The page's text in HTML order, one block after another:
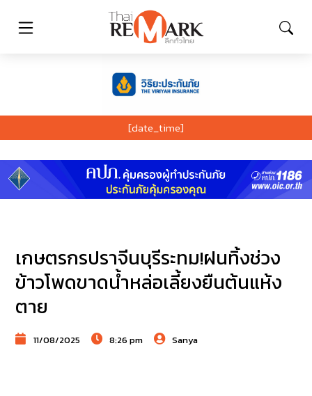
[date_time]
เกษตรกรปราจีนบุรีระทม!ฝนทิ้งช่วง
ข้าวโพดขาดน้ำหล่อเลี้ยงยืนต้นแห้ง
ตาย
11/08/2025 8:26 pm Sanya